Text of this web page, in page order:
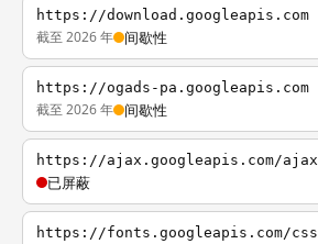
https://download.googleapis.com
截至 2026 年 间歇性
https://ogads-pa.googleapis.com
截至 2026 年 间歇性
https://ajax.googleapis.com/ajax
已屏蔽
https://fonts.googleapis.com/css